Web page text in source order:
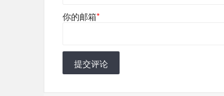
你的邮箱*
提交评论